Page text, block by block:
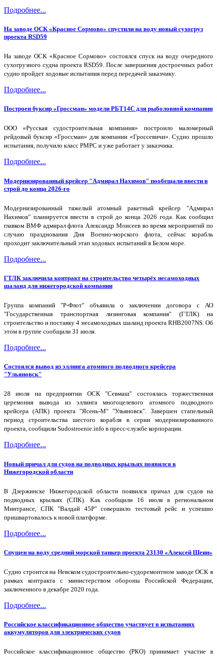
Подробнее...
На заводе ОСК «Красное Сормово» спустили на воду новый сухогруз
проекта RSD59
На заводе ОСК «Красное Сормово» состоялся спуск на воду очередного
сухогрузного судна проекта RSD59. После завершения достроечных работ
судно пройдет ходовые испытания перед передачей заказчику.
Подробнее...
Построен буксир «Гроссман» модели РБТ14С для рыболовной компании
ООО «Русская судостроительная компания» построило маломерный
рейдовый буксир «Гроссман» для компании «Гроссевичи». Судно прошло
испытания, получило класс РМРС и уже работает у заказчика.
Подробнее...
Модернизированный крейсер "Адмирал Нахимов" пообещали ввести в
строй до конца 2026-го
Модернизированный тяжелый атомный ракетный крейсер "Адмирал
Нахимов" планируется ввести в строй до конца 2026 года. Как сообщил
главком ВМФ адмирал флота Александр Моисеев во время мероприятий по
случаю празднования Дня Военно-морского флота, сейчас корабль
проходит заключительный этап ходовых испытаний в Белом море.
Подробнее...
ГТЛК заключила контракт на строительство четырёх несамоходных
шаланд для нижегородской компании
Группа компаний "Р-Флот" объявила о заключении договора с АО
"Государственная транспортная лизинговая компания" (ГТЛК) на
строительство и поставку 4 несамоходных шаланд проекта RHB2007NS. Об
этом в группе сообщили 31 июля.
Подробнее...
Состоялся вывод из эллинга атомного подводного крейсера
"Ульяновск"
28 июля на предприятии ОСК "Севмаш" состоялась торжественная
церемония вывода из эллинга многоцелевого атомного подводного
крейсера (АПК) проекта "Ясень-М" "Ульяновск". Завершен стапельный
период строительства шестого корабля в серии модернизированного
проекта, сообщили Sudostroenie.info в пресс-службе корпорации.
Подробнее...
Новый причал для судов на подводных крыльях появился в
Нижегородской области
В Дзержинске Нижегородской области появился причал для судов на
подводных крыльях (СПК). Как сообщили 16 июля в региональном
Минтрансе, СПК "Валдай 45Р" совершило тестовый рейс и успешно
пришвартовалось к новой платформе.
Подробнее...
Спущен на воду средний морской танкер проекта 23130 «Алексей Шеин»
Судно строится на Невском судостроительно-судоремонтном заводе ОСК в
рамках контракта с министерством обороны Российской Федерации,
заключенного в декабре 2020 года.
Подробнее...
Российское классификационное общество участвует в испытаниях
аккумуляторов для электрических судов
Российское классификационное общество (РКО) принимает участие в